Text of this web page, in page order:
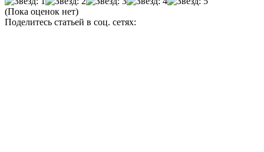
(Пока оценок нет)
Поделитесь статьей в соц. сетях: